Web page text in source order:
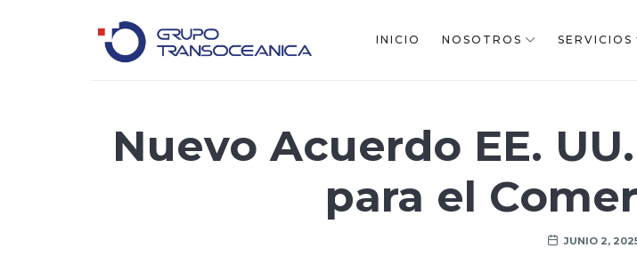
INICIO NOSOTROS SERVICIOS
Nuevo Acuerdo EE.
para el
JUNIO 2,